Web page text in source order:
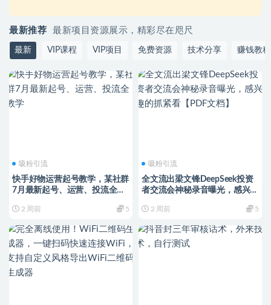
最新推荐 最新项目资源展示，精彩尽在咫尺
最新 VIP课程 VIP项目 免费资源 技术分享 赚钱教程
吸粉引流
快手好物运营起号教学，某社群
7月最新起号、运营、投流全教
2 周前 5
吸粉引流
全文流出梁文锋DeepSeek投资
者交流会神秘录音曝光，感兴趣
2 周前 5